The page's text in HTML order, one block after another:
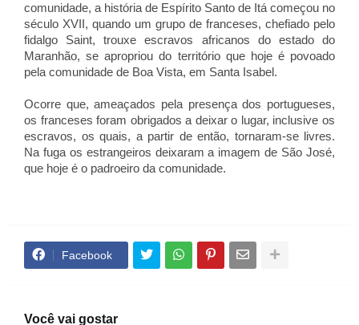
comunidade, a história de Espírito Santo de Itá começou no
século XVII, quando um grupo de franceses, chefiado pelo
fidalgo Saint, trouxe escravos africanos do estado do
Maranhão, se apropriou do território que hoje é povoado
pela comunidade de Boa Vista, em Santa Isabel.
Ocorre que, ameaçados pela presença dos portugueses,
os franceses foram obrigados a deixar o lugar, inclusive os
escravos, os quais, a partir de então, tornaram-se livres.
Na fuga os estrangeiros deixaram a imagem de São José,
que hoje é o padroeiro da comunidade.
Facebook
Você vai gostar